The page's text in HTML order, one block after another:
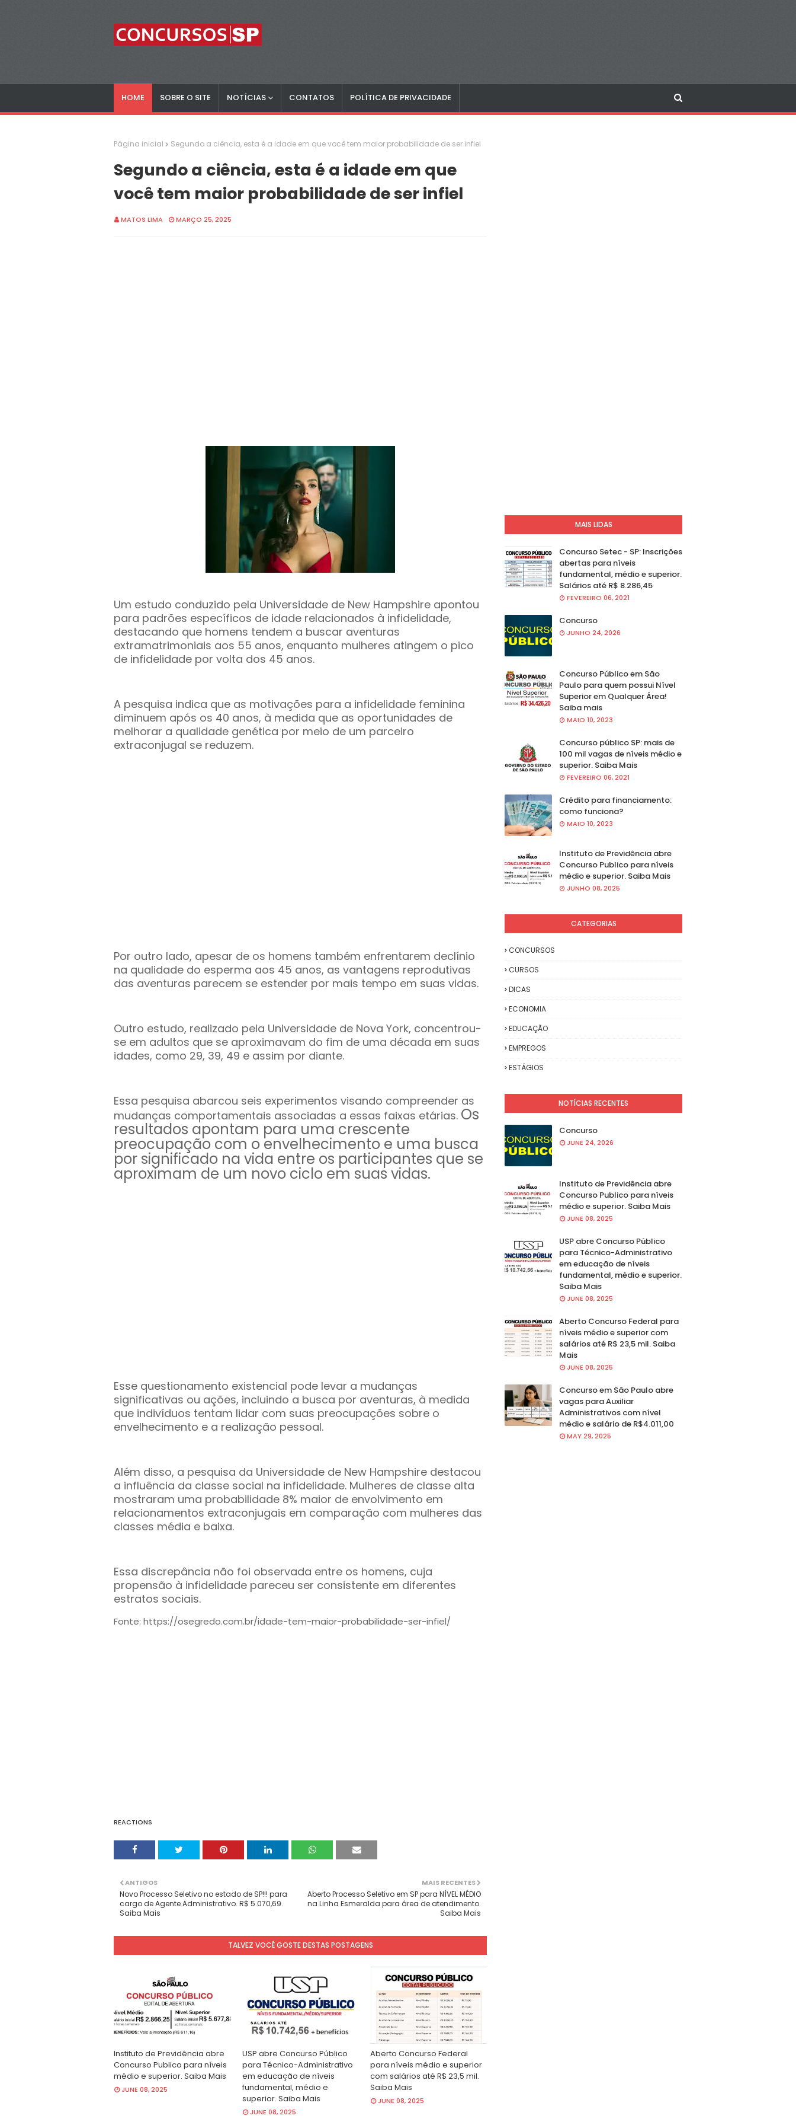
HOME SOBRE O SITE NOTÍCIAS CONTATOS POLÍTICA DE PRIVACIDADE
Página inicial Segundo a ciência, esta é a idade em que você tem maior probabilidade de ser infiel
Segundo a ciência, esta é a idade em que
você tem maior probabilidade de ser infiel
MATOS LIMA MARÇO 25, 2025
Um estudo conduzido pela Universidade de New Hampshire apontou
para padrões específicos de idade relacionados à infidelidade,
destacando que homens tendem a buscar aventuras
extramatrimoniais aos 55 anos, enquanto mulheres atingem o pico
de infidelidade por volta dos 45 anos.
A pesquisa indica que as motivações para a infidelidade feminina
diminuem após os 40 anos, à medida que as oportunidades de
melhorar a qualidade genética por meio de um parceiro
extraconjugal se reduzem.
Por outro lado, apesar de os homens também enfrentarem declínio
na qualidade do esperma aos 45 anos, as vantagens reprodutivas
das aventuras parecem se estender por mais tempo em suas vidas.
Outro estudo, realizado pela Universidade de Nova York, concentrou-
se em adultos que se aproximavam do fim de uma década em suas
idades, como 29, 39, 49 e assim por diante.
Essa pesquisa abarcou seis experimentos visando compreender as
mudanças comportamentais associadas a essas faixas etárias. Os
resultados apontam para uma crescente
preocupação com o envelhecimento e uma busca
por significado na vida entre os participantes que se
aproximam de um novo ciclo em suas vidas.
Esse questionamento existencial pode levar a mudanças
significativas ou ações, incluindo a busca por aventuras, à medida
que indivíduos tentam lidar com suas preocupações sobre o
envelhecimento e a realização pessoal.
Além disso, a pesquisa da Universidade de New Hampshire destacou
a influência da classe social na infidelidade. Mulheres de classe alta
mostraram uma probabilidade 8% maior de envolvimento em
relacionamentos extraconjugais em comparação com mulheres das
classes média e baixa.
Essa discrepância não foi observada entre os homens, cuja
propensão à infidelidade pareceu ser consistente em diferentes
estratos sociais.
Fonte: https://osegredo.com.br/idade-tem-maior-probabilidade-ser-infiel/
REACTIONS
MAIS RECENTES
Aberto Processo Seletivo em SP para NÍVEL MÉDIO
na Linha Esmeralda para área de atendimento.
Saiba Mais
ANTIGOS
Novo Processo Seletivo no estado de SP!!! para
cargo de Agente Administrativo. R$ 5.070,69.
Saiba Mais
TALVEZ VOCÊ GOSTE DESTAS POSTAGENS
Instituto de Previdência abre
Concurso Publico para níveis
médio e superior. Saiba Mais
JUNE 08, 2025
USP abre Concurso Público
para Técnico-Administrativo
em educação de níveis
fundamental, médio e
superior. Saiba Mais
JUNE 08, 2025
Aberto Concurso Federal
para níveis médio e superior
com salários até R$ 23,5 mil.
Saiba Mais
JUNE 08, 2025
MAIS LIDAS
Concurso Setec - SP: Inscrições
abertas para níveis
fundamental, médio e superior.
Salários até R$ 8.286,45
FEVEREIRO 06, 2021
Concurso
JUNHO 24, 2026
Concurso Público em São
Paulo para quem possui Nível
Superior em Qualquer Área!
Saiba mais
MAIO 10, 2023
Concurso público SP: mais de
100 mil vagas de níveis médio e
superior. Saiba Mais
FEVEREIRO 06, 2021
Crédito para financiamento:
como funciona?
MAIO 10, 2023
Instituto de Previdência abre
Concurso Publico para níveis
médio e superior. Saiba Mais
JUNHO 08, 2025
CATEGORIAS
CONCURSOS
CURSOS
DICAS
ECONOMIA
EDUCAÇÃO
EMPREGOS
ESTÁGIOS
NOTÍCIAS RECENTES
Concurso
JUNE 24, 2026
Instituto de Previdência abre
Concurso Publico para níveis
médio e superior. Saiba Mais
JUNE 08, 2025
USP abre Concurso Público
para Técnico-Administrativo
em educação de níveis
fundamental, médio e superior.
Saiba Mais
JUNE 08, 2025
Aberto Concurso Federal para
níveis médio e superior com
salários até R$ 23,5 mil. Saiba
Mais
JUNE 08, 2025
Concurso em São Paulo abre
vagas para Auxiliar
Administrativos com nível
médio e salário de R$4.011,00
MAY 29, 2025